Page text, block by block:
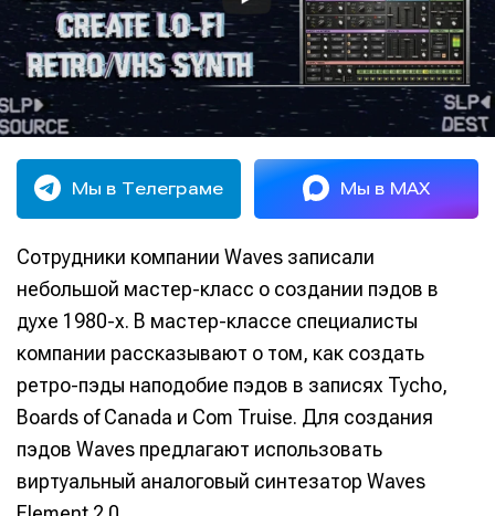
Мы в Телеграме Мы в MAX
Сотрудники компании Waves записали
небольшой мастер-класс о создании пэдов в
духе 1980-х. В мастер-классе специалисты
компании рассказывают о том, как создать
ретро-пэды наподобие пэдов в записях Tycho,
Boards of Canada и Com Truise. Для создания
пэдов Waves предлагают использовать
виртуальный аналоговый синтезатор Waves